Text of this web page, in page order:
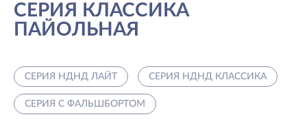
СЕРИЯ КЛАССИКА
ПАЙОЛЬНАЯ
СЕРИЯ НДНД ЛАЙТ СЕРИЯ НДНД КЛАССИКА
СЕРИЯ С ФАЛЬШБОРТОМ